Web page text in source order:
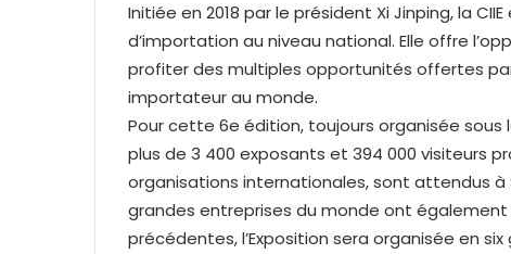
r
i
e
Initiée en 2018 par le président Xi Jinping, la
d’importation au niveau national. Elle offre
profiter des multiples opportunités offertes
importateur au monde.
Pour cette 6e édition, toujours organisée sous
plus de 3 400 exposants et 394 000 visiteurs
organisations internationales, sont attendus à
grandes entreprises du monde ont
précédentes, l’Exposition sera organisée en